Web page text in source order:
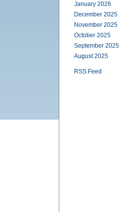
January 2026
December 2025
November 2025
October 2025
September 2025
August 2025
RSS Feed